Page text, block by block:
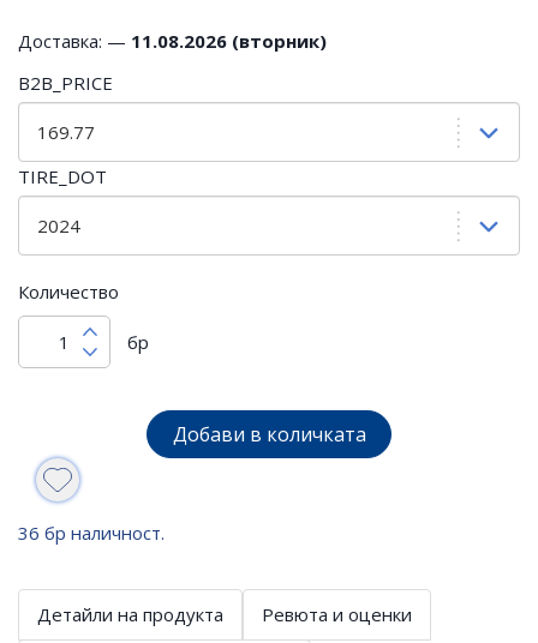
Доставка: — 11.08.2026 (вторник)
B2B_PRICE
TIRE_DOT
Количество
бр
Добави в количката
36 бр наличност.
Детайли на продукта Ревюта и оценки